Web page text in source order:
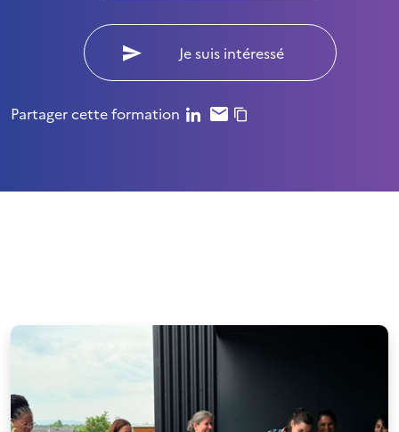
Je suis intéressé
Partager cette formation